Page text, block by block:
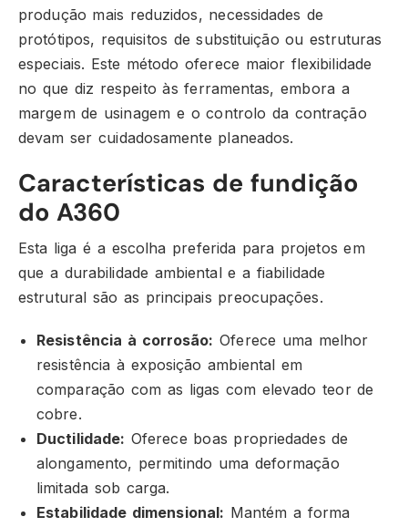
produção mais reduzidos, necessidades de
protótipos, requisitos de substituição ou estruturas
especiais. Este método oferece maior flexibilidade
no que diz respeito às ferramentas, embora a
margem de usinagem e o controlo da contração
devam ser cuidadosamente planeados.
Características de fundição
do A360
Esta liga é a escolha preferida para projetos em
que a durabilidade ambiental e a fiabilidade
estrutural são as principais preocupações.
Resistência à corrosão: Oferece uma melhor
resistência à exposição ambiental em
comparação com as ligas com elevado teor de
cobre.
Ductilidade: Oferece boas propriedades de
alongamento, permitindo uma deformação
limitada sob carga.
Estabilidade dimensional: Mantém a forma